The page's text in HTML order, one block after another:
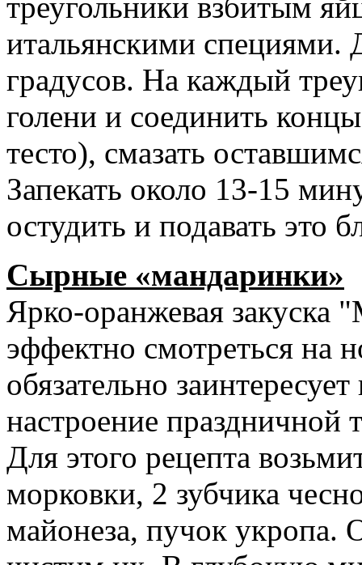
итальянскими специями.
градусов. На каждый
голени и соединить
тесто), смазать
Запекать около 13-15
остудить и подавать это
Сырные «мандаринки»
Ярко-оранжевая закуска
эффектно смотреться на
обязательно
настроение праздничной
Для этого рецепта
морковки, 2 зубчика
майонеза, пучок укропа.